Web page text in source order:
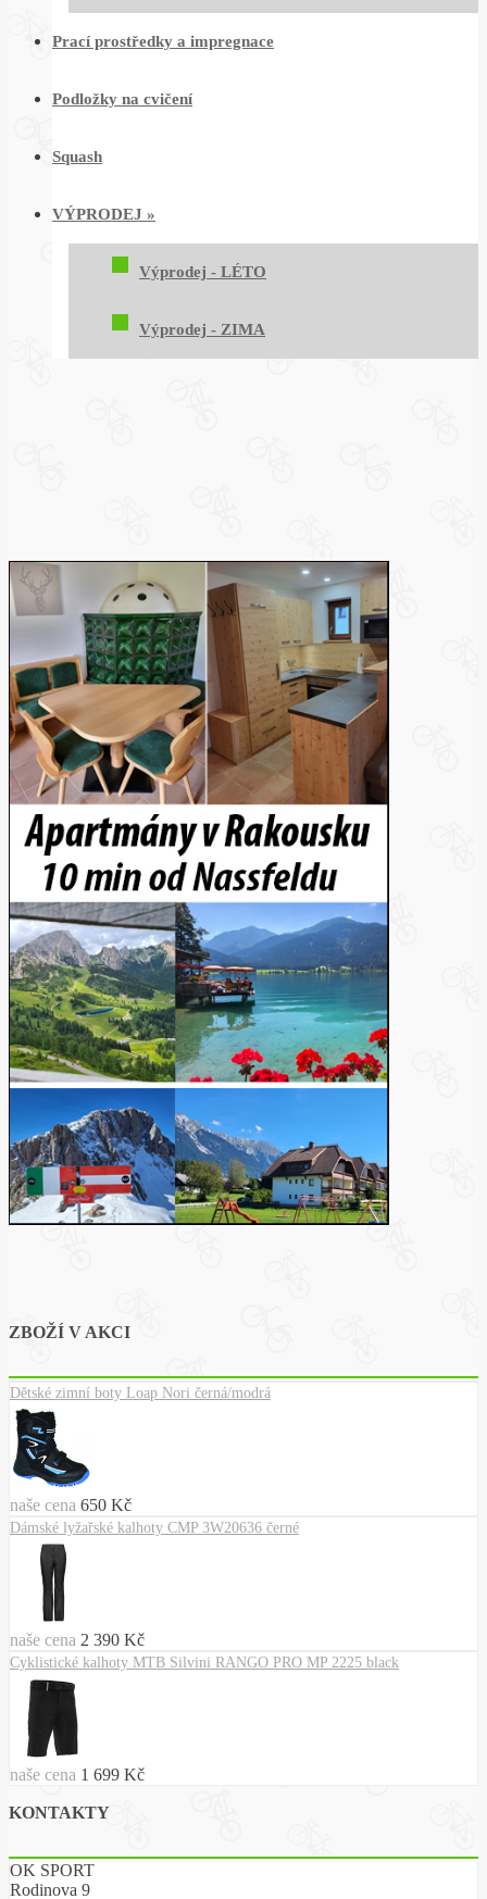
Prací prostředky a impregnace
Podložky na cvičení
Squash
VÝPRODEJ »
Výprodej - LÉTO
Výprodej - ZIMA
ZBOŽÍ V AKCI
Dětské zimní boty Loap Nori černá/modrá
naše cena 650 Kč
Dámské lyžařské kalhoty CMP 3W20636 černé
naše cena 2 390 Kč
Cyklistické kalhoty MTB Silvini RANGO PRO MP 2225 black
naše cena 1 699 Kč
KONTAKTY
OK SPORT
Rodinova 9